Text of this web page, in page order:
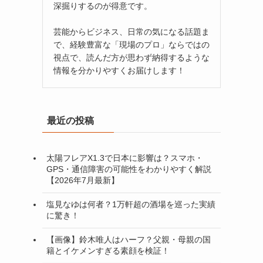
深掘りするのが得意です。
芸能からビジネス、日常の気になる話題ま
で、経験豊富な「現場のプロ」ならではの
視点で、読んだ方が思わず納得するような
情報を分かりやすくお届けします！
最近の投稿
太陽フレアX1.3で日本に影響は？スマホ・
GPS・通信障害の可能性をわかりやすく解説
【2026年7月最新】
塩見なゆは何者？1万軒超の酒場を巡った実績
に驚き！
【画像】鈴木唯人はハーフ？父親・母親の国
籍とイケメンすぎる素顔を検証！